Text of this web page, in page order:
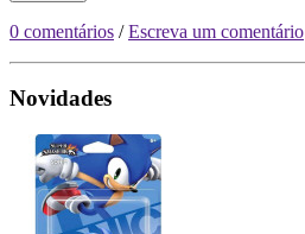
0 comentários /Escreva um comentário
Novidades